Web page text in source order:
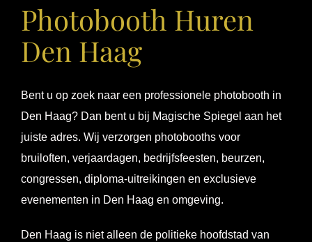
Photobooth Huren
Den Haag
Bent u op zoek naar een professionele photobooth in
Den Haag? Dan bent u bij Magische Spiegel aan het
juiste adres. Wij verzorgen photobooths voor
bruiloften, verjaardagen, bedrijfsfeesten, beurzen,
congressen, diploma-uitreikingen en exclusieve
evenementen in Den Haag en omgeving.
Den Haag is niet alleen de politieke hoofdstad van